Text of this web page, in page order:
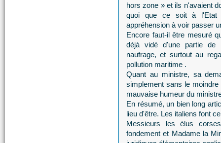
hors zone » et ils n'avaient
quoi que ce soit à l'Etat
appréhension à voir passer
Encore faut-il être mesuré
déjà vidé d'une partie de
naufrage, et surtout au
pollution maritime .
Quant au ministre, sa
simplement sans le
mauvaise humeur du
En résumé, un bien long
lieu d'être. Les italiens font
Messieurs les élus
fondement et Madame la